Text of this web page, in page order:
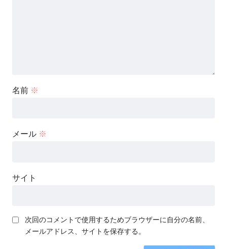
名前 ※
メール ※
サイト
次回のコメントで使用するためブラウザーに自分の名前、
メールアドレス、サイトを保存する。